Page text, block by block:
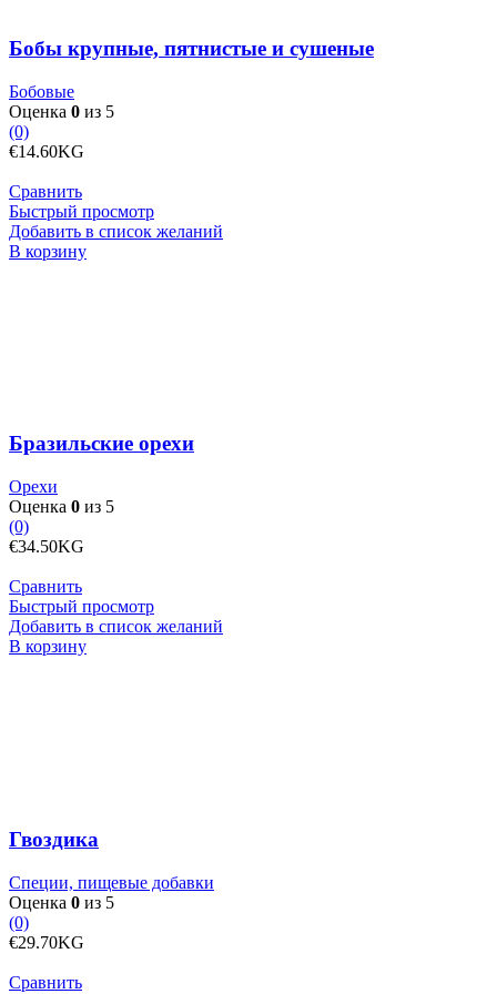
Бобы крупные, пятнистые и сушеные
Бобовые
Оценка 0 из 5
(0)
€14.60KG
Сравнить
Быстрый просмотр
Добавить в список желаний
Количество
В корзину
Бразильские орехи
Орехи
Оценка 0 из 5
(0)
€34.50KG
Сравнить
Быстрый просмотр
Добавить в список желаний
Количество
В корзину
Гвоздика
Специи, пищевые добавки
Оценка 0 из 5
(0)
€29.70KG
Сравнить